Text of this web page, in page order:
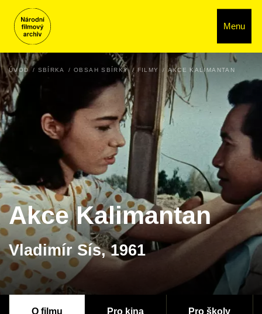
Menu
ÚVOD SBÍRKA OBSAH SBÍRKY FILMY AKCE KALIMANTAN
Akce Kalimantan
Vladimír Sís, 1961
O filmu Pro kina Pro školy